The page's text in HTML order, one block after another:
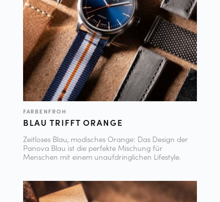
FARBENFROH
BLAU TRIFFT ORANGE
Zeitloses Blau, modisches Orange: Das Design der
Panova Blau ist die perfekte Mischung für
Menschen mit einem unaufdringlichen Lifestyle.